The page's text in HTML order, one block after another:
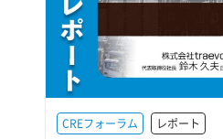
CREフォーラム レポート